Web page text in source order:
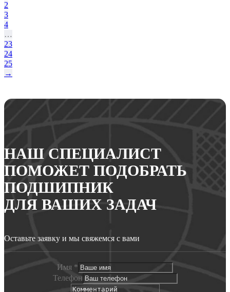
2
3
4
…
23
24
25
→
НАШ СПЕЦИАЛИСТ
ПОМОЖЕТ ПОДОБРАТЬ
ПОДШИПНИК
ДЛЯ ВАШИХ ЗАДАЧ
Оставьте заявку и мы свяжемся с вами
Имя *
Телефон